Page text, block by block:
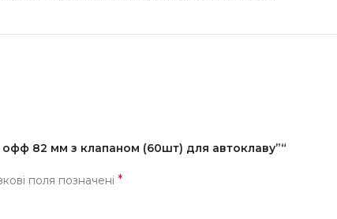
82 мм з клапаном (60шт) для автоклаву”“
поля позначені *